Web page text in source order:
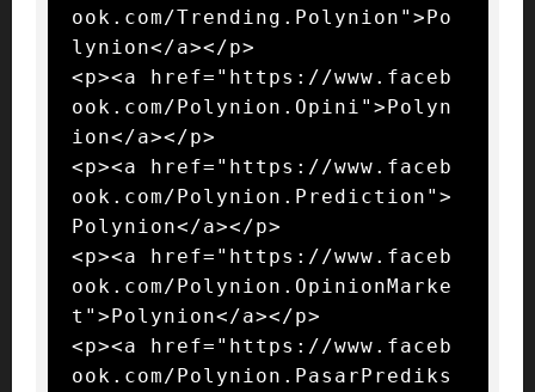
ook.com/Trending.Polynion">Po
lynion</a></p>
<p><a href="https://www.faceb
ook.com/Polynion.Opini">Polyn
ion</a></p>
<p><a href="https://www.faceb
ook.com/Polynion.Prediction">
Polynion</a></p>
<p><a href="https://www.faceb
ook.com/Polynion.OpinionMarke
t">Polynion</a></p>
<p><a href="https://www.faceb
ook.com/Polynion.PasarPrediks